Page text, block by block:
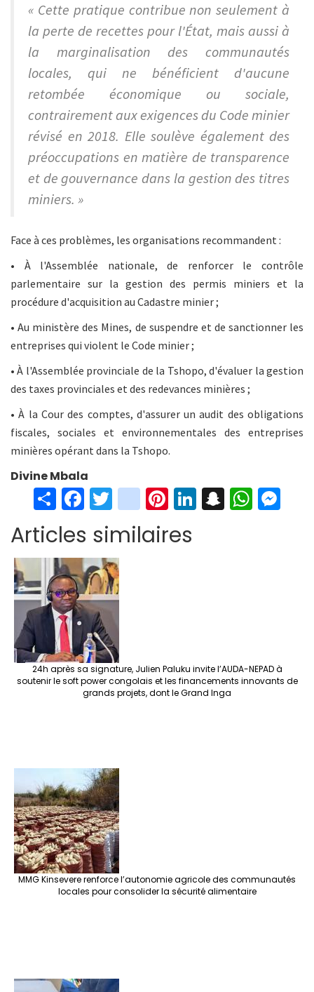
« Cette pratique contribue non seulement à
la perte de recettes pour l'État, mais aussi à
la marginalisation des communautés
locales, qui ne bénéficient d'aucune
retombée économique ou sociale,
contrairement aux exigences du Code minier
révisé en 2018. Elle soulève également des
préoccupations en matière de transparence
et de gouvernance dans la gestion des titres
miniers. »
Face à ces problèmes, les organisations recommandent :
• À l'Assemblée nationale, de renforcer le contrôle
parlementaire sur la gestion des permis miniers et la
procédure d'acquisition au Cadastre minier ;
• Au ministère des Mines, de suspendre et de sanctionner les
entreprises qui violent le Code minier ;
• À l'Assemblée provinciale de la Tshopo, d'évaluer la gestion
des taxes provinciales et des redevances minières ;
• À la Cour des comptes, d'assurer un audit des obligations
fiscales, sociales et environnementales des entreprises
minières opérant dans la Tshopo.
Divine Mbala
S
h
ar
e
Fa
ce
b
o
o
k
T
wi
tt
er
in
st
ag
Pi
er
Li S W
Articles similaires
24h après sa signature, Julien Paluku invite l’AUDA-NEPAD à
soutenir le soft power congolais et les financements innovants de
grands projets, dont le Grand Inga
MMG Kinsevere renforce l’autonomie agricole des communautés
locales pour consolider la sécurité alimentaire